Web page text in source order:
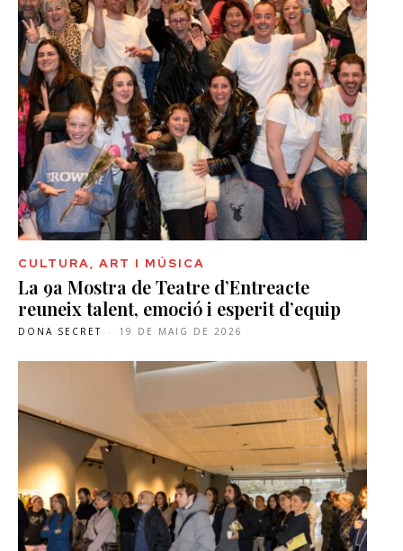
CULTURA, ART I MÚSICA
La 9a Mostra de Teatre d’Entreacte
reuneix talent, emoció i esperit d’equip
DONA SECRET - 19 DE MAIG DE 2026